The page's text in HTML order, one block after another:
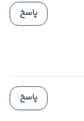
پاسخ
پاسخ